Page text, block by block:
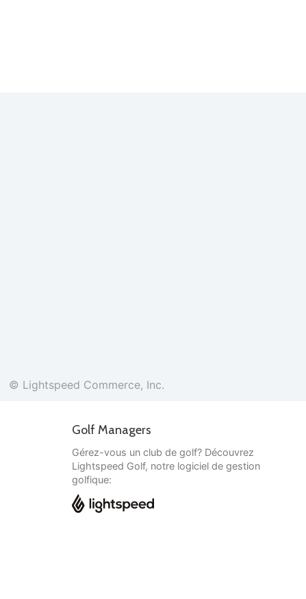
© Lightspeed Commerce, Inc.
Golf Managers
Gérez-vous un club de golf? Découvrez
Lightspeed Golf, notre logiciel de gestion
golfique: